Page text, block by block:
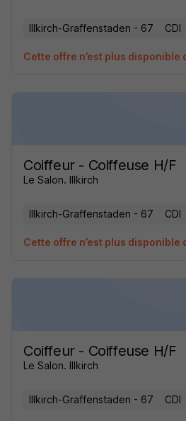
Illkirch-Graffenstaden - 67 CDI
Cette offre n’est plus
Coiffeur - Coiffeuse H/F
Le Salon. Illkirch
Illkirch-Graffenstaden - 67 CDI
Cette offre n’est plus
Coiffeur - Coiffeuse H/F
Le Salon. Illkirch
Illkirch-Graffenstaden - 67 CDI